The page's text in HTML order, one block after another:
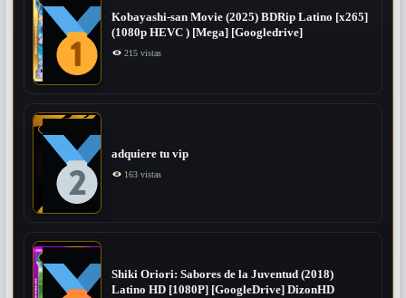
Kobayashi-san Movie (2025) BDRip Latino [x265]
(1080p HEVC ) [Mega] [Googledrive]
215 vistas
adquiere tu vip
163 vistas
Shiki Oriori: Sabores de la Juventud (2018)
Latino HD [1080P] [GoogleDrive] DizonHD